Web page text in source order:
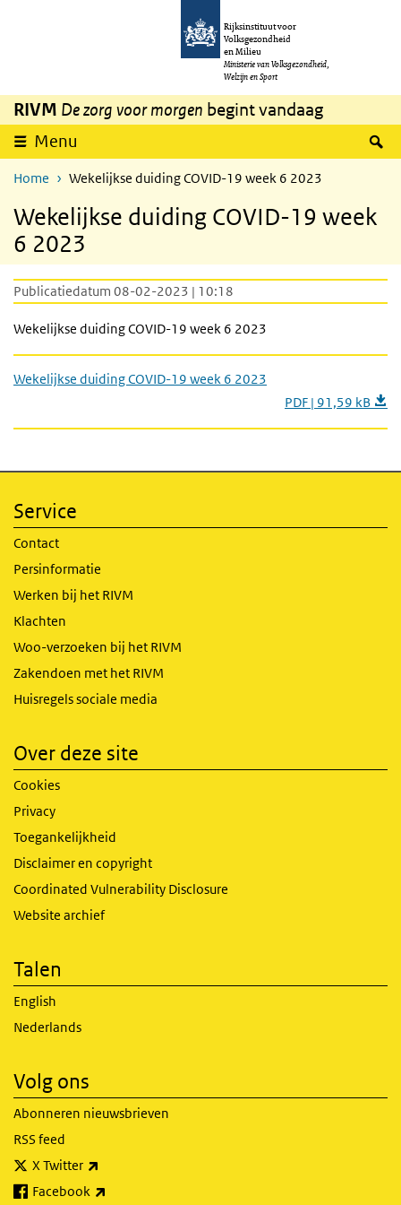
Overslaan en naar de inhoud gaan
Rijksinstituut voor
Volksgezondheid
en Milieu
Ministerie van Volksgezondheid,
Welzijn en Sport
RIVM De zorg voor morgen begint vandaag
Menu
Home Wekelijkse duiding COVID-19 week 6 2023
Wekelijkse duiding COVID-19 week
6 2023
Publicatiedatum 08-02-2023 | 10:18
Wekelijkse duiding COVID-19 week 6 2023
Wekelijkse duiding COVID-19 week 6 2023
PDF | 91,59 kB
Service
Contact
Persinformatie
Werken bij het RIVM
Klachten
Woo-verzoeken bij het RIVM
Zakendoen met het RIVM
Huisregels sociale media
Over deze site
Cookies
Privacy
Toegankelijkheid
Disclaimer en copyright
Coordinated Vulnerability Disclosure
Website archief
Talen
English
Nederlands
Volg ons
Abonneren nieuwsbrieven
RSS feed
X Twitter
Facebook